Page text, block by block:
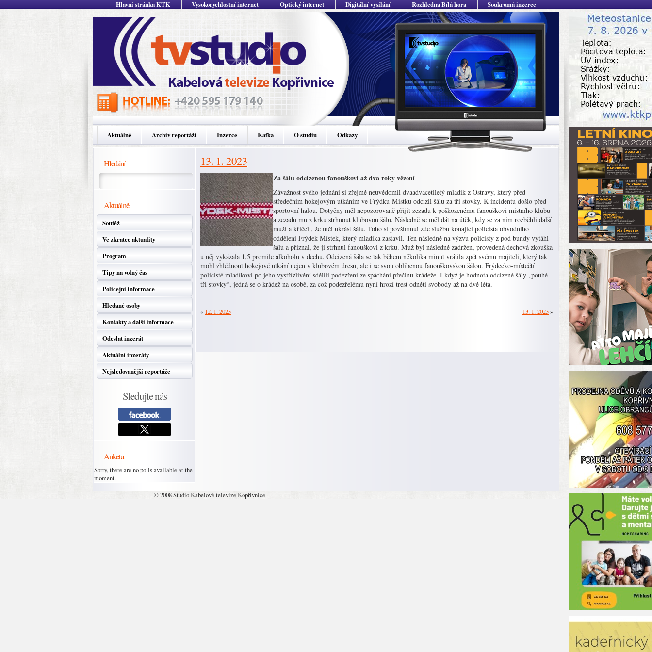
Hlavní stránka KTK Vysokorychlostní internet Optický internet Digitální vysílání Rozhledna Bílá hora Soukromá inzerce
Aktuálně Archív reportáží Inzerce Kafka O studiu Odkazy
Hledání
Aktuálně
Soutěž
Ve zkratce aktuality
Program
Tipy na volný čas
Policejní informace
Hledané osoby
Kontakty a další informace
Odeslat inzerát
Aktuální inzeráty
Nejsledovanější reportáže
Sledujte nás
Anketa
Sorry, there are no polls available at the
moment.
13. 1. 2023
Za šálu odcizenou fanouškovi až dva roky vězení
Závažnost svého jednání si zřejmě neuvědomil dvaadvacetiletý mladík z Ostravy, který před
středečním hokejovým utkáním ve Frýdku-Místku odcizil šálu za tři stovky. K incidentu došlo před
sportovní halou. Dotyčný měl nepozorovaně přijít zezadu k poškozenému fanouškovi místního klubu
a zezadu mu z krku strhnout klubovou šálu. Následně se měl dát na útěk, kdy se za ním rozběhli další
muži a křičeli, že měl ukrást šálu. Toho si povšimnul zde službu konající policista obvodního
oddělení Frýdek-Místek, který mladíka zastavil. Ten následně na výzvu policisty z pod bundy vytáhl
šálu a přiznal, že ji strhnul fanouškovi z krku. Muž byl následně zadržen, provedená dechová zkouška
u něj vykázala 1,5 promile alkoholu v dechu. Odcizená šála se tak během několika minut vrátila zpět svému majiteli, který tak
mohl zhlédnout hokejové utkání nejen v klubovém dresu, ale i se svou oblíbenou fanouškovskou šálou. Frýdecko-místečtí
policisté mladíkovi po jeho vystřízlivění sdělili podezření ze spáchání přečinu krádeže. I když je hodnota odcizené šály „pouhé
tři stovky“, jedná se o krádež na osobě, za což podezřelému nyní hrozí trest odnětí svobody až na dvě léta.
« 12. 1. 2023 13. 1. 2023»
© 2008 Studio Kabelové televize Kopřivnice